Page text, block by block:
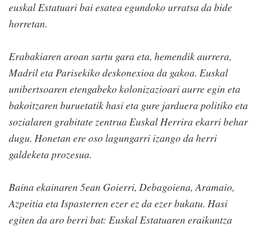
euskal Estatuari bai esatea egundoko urratsa da bide
horretan.
Erabakiaren aroan sartu gara eta, hemendik aurrera,
Madril eta Parisekiko deskonexioa da gakoa. Euskal
unibertsoaren etengabeko kolonizazioari aurre egin eta
bakoitzaren buruetatik hasi eta gure jarduera politiko eta
sozialaren grabitate zentrua Euskal Herrira ekarri behar
dugu. Honetan ere oso lagungarri izango da herri
galdeketa prozesua.
Baina ekainaren 5ean Goierri, Debagoiena, Aramaio,
Azpeitia eta Ispasterren ezer ez da ezer bukatu. Hasi
egiten da aro berri bat: Euskal Estatuaren eraikuntza